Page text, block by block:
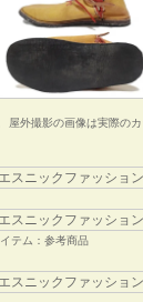
屋外撮影の画像は実際の
テム：参考商品